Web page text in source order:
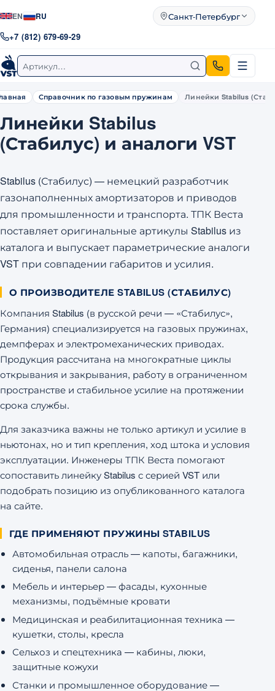
EN RU Санкт-Петербург
Город
+7 (812) 679-69-29
Поиск по артикулу
Справочник по газовым пружинам Линейки Stabilus
Линейки Stabilus
(Стабилус) и аналоги VST
Stabilus (Стабилус) — немецкий разработчик
газонаполненных амортизаторов и приводов
для промышленности и транспорта. ТПК Веста
поставляет оригинальные артикулы Stabilus из
каталога и выпускает параметрические аналоги
VST при совпадении габаритов и усилия.
О ПРОИЗВОДИТЕЛЕ STABILUS (СТАБИЛУС)
Компания Stabilus (в русской речи — «Стабилус»,
Германия) специализируется на газовых пружинах,
демпферах и электромеханических приводах.
Продукция рассчитана на многократные циклы
открывания и закрывания, работу в ограниченном
пространстве и стабильное усилие на протяжении
срока службы.
Для заказчика важны не только артикул и усилие в
ньютонах, но и тип крепления, ход штока и условия
эксплуатации. Инженеры ТПК Веста помогают
сопоставить линейку Stabilus с серией VST или
подобрать позицию из опубликованного каталога
на сайте.
ГДЕ ПРИМЕНЯЮТ ПРУЖИНЫ STABILUS
Автомобильная отрасль — капоты, багажники,
сиденья, панели салона
Мебель и интерьер — фасады, кухонные
механизмы, подъёмные кровати
Медицинская и реабилитационная техника —
кушетки, столы, кресла
Сельхоз и спецтехника — кабины, люки,
защитные кожухи
Станки и промышленное оборудование —